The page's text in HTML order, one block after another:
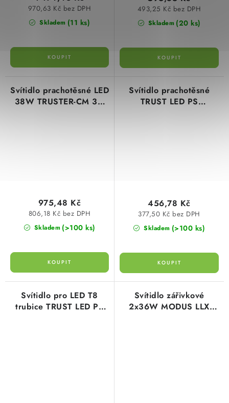
Skladem (11 ks)
970,63 Kč bez DPH
Skladem (20 ks)
493,25 Kč bez DPH
Svítidlo prachotěsné LED
38W TRUSTER-CM 3G
Skladem (>100 ks)
806,18 Kč bez DPH
975,48 Kč
Svítidlo prachotěsné
TRUST LED PS
Skladem (>100 ks)
377,50 Kč bez DPH
456,78 Kč
Svítidlo pro LED T8
trubice TRUST LED PS
Svítidlo zářivkové
2x36W MODUS LLX